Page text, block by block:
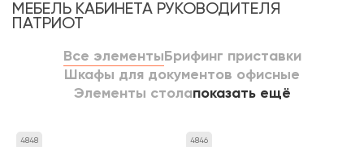
МЕБЕЛЬ КАБИНЕТА РУКОВОДИТЕЛЯ
ПАТРИОТ
Все элементы Брифинг приставки
Шкафы для документов офисные
Элементы столапоказать ещё
4848 4846